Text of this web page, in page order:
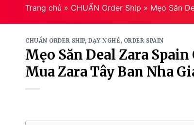
Trang chủ » CHUẨN Order Ship » Mẹo Săn
CHUẨN ORDER SHIP,DẠY NGHỀ, ORDER SPAIN
Mẹo Săn Deal Zara
Mua Zara Tây Ban Nha